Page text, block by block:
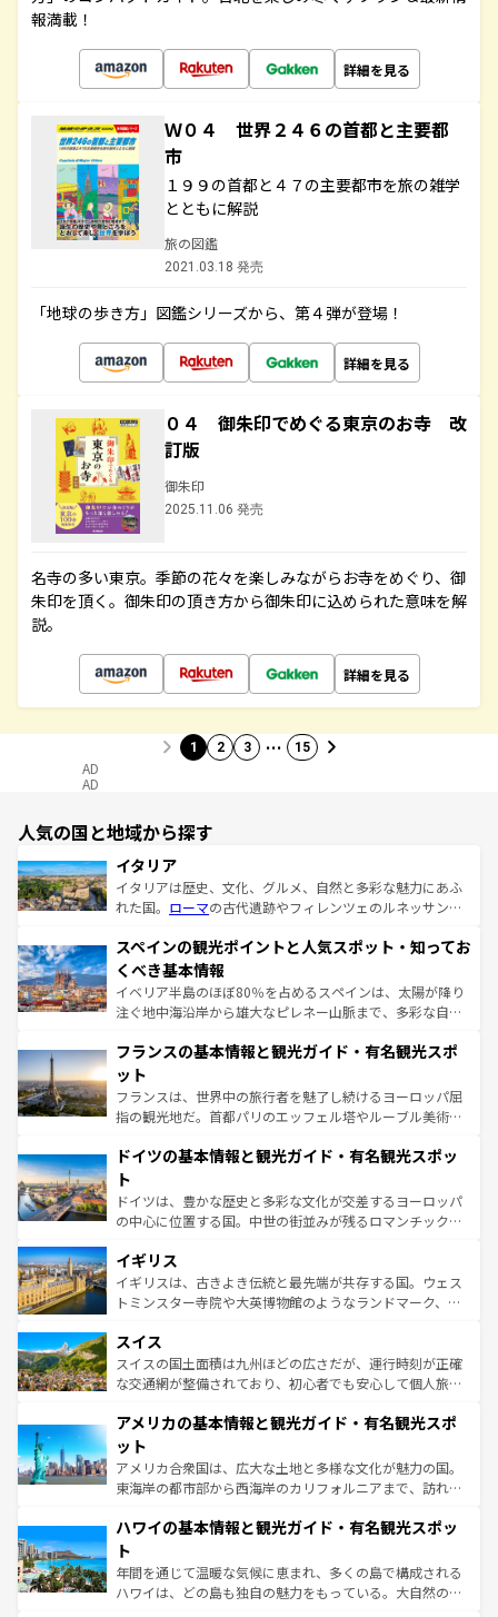
報満載！
詳細を見る
Ｗ０４ 世界２４６の首都と主要都
市
１９９の首都と４７の主要都市を旅の雑学
とともに解説
旅の図鑑
2021.03.18 発売
「地球の歩き方」図鑑シリーズから、第４弾が登場！
詳細を見る
０４ 御朱印でめぐる東京のお寺 改
訂版
御朱印
2025.11.06 発売
名寺の多い東京。季節の花々を楽しみながらお寺をめぐり、御
朱印を頂く。御朱印の頂き方から御朱印に込められた意味を解
説。
詳細を見る
1 2 3 … 15
AD
AD
人気の国と地域から探す
イタリア
イタリアは歴史、文化、グルメ、自然と多彩な魅力にあふ
れた国。 ローマの古代遺跡やフィレンツェのルネッサンス
ろん、トスカーナの美しい田園風景やアマルフィ海岸の絶
景など、自然景観も見逃せない。観光の合間には、本場の
ピザやパスタなど、絶品のイタリア料理を堪能することも
できる。朝目覚めてから夜眠るまで、すべての瞬間を楽し
なお、新着のイタリア情報はコンテンツ一覧を参照してほ
しい。
スペインの観光ポイントと人気スポット・知ってお
くべき基本情報
イベリア半島のほぼ80％を占めるスペインは、太陽が降り
注ぐ地中海沿岸から雄大なピレネー山脈まで、多彩な自然
文化が根付くこの国では、情熱的なフラメンコ、熱気あふ
れる闘牛、そして美味しいタパスが生活の一部となってい
る。首都マドリードの洗練された雰囲気や、バルセロナの
アートに溢れた街角から、地方では古代ローマ遺跡や中世
せる。地方によって風土や気候が異なるスペインはその個
ンテンツ一覧 を参照してほしい。
フランスの基本情報と観光ガイド・有名観光スポ
ット
フランスは、世界中の旅行者を魅了し続けるヨーロッパ屈
指の観光地だ。首都パリのエッフェル塔やルーブル美術館
で、幅広い魅力が詰まっている。華麗な宮殿、歴史的な大
聖堂、美しいビーチ、そして豊かな自然が、訪れる者を心
から魅了する。また、フランスは美食の国としても知ら
れ、フランス料理はユネスコ無形文化遺産にも登録されて
香り高いラベンダー畑など、多彩な楽しみ方が可能だ。さ
らに、パリ以外の地域にも魅力が溢れており、どの街角に
も豊かな歴史と文化が息づいている。パリ以外の個性あふ
を参照してほしい。
ドイツの基本情報と観光ガイド・有名観光スポッ
ト
ドイツは、豊かな歴史と多彩な文化が交差するヨーロッパ
の中心に位置する国。中世の街並みが残るロマンチック街
顔を持つこの国は、どこを歩いても飽きることがない。ベ
ルリンの文化的活気、バイエルン州のアルプスの絶景、そ
してライン川沿いのワイン畑といった風景は必見。ビール
は、お酒好きな人にはぜひ体験してほしい。 なお、新着の
ドイツ情報はコンテンツ一覧を参照してほしい。
イギリス
イギリスは、古きよき伝統と最先端が共存する国。ウェス
トミンスター寺院や大英博物館のようなランドマーク、歴
リアごとに異なる魅力がある。また、優雅なアフタヌーン
ティー、ビール好きにはたまらない英国パブ、サッカー観
戦など、本場だからこそできる体験も豊富。イギリスを旅
ンツ一覧を参照してほしい。
スイス
スイスの国土面積は九州ほどの広さだが、運行時刻が正確
な交通網が整備されており、初心者でも安心して個人旅行
の建物がそのまま残る町や、スイスならではのユニークな
博物館もあり、アルプス観光だけでなく町歩きも満喫する
ことができる。国民の所得が高いため物価も高いが、旅行
者向けの交通パス提供のサービスもあり、うまく活用すれ
着のスイス情報はコンテンツ一覧を参照してほしい。
アメリカの基本情報と観光ガイド・有名観光スポ
ット
アメリカ合衆国は、広大な土地と多様な文化が魅力の国。
東海岸の都市部から西海岸のカリフォルニアまで、訪れる
のような巨大都市は、観光、ショッピング、エンターテイ
ンメントが詰まった刺激的なスポットだ。一方、アメリカ
西部には大自然が広がり、グランドキャニオンやイエロー
ストーン国立公園といった絶景が堪能できる。さらに、南
ハワイの基本情報と観光ガイド・有名観光スポッ
ト
年間を通じて温暖な気候に恵まれ、多くの島で構成される
ハワイは、どの島も独自の魅力をもっている。大自然の神